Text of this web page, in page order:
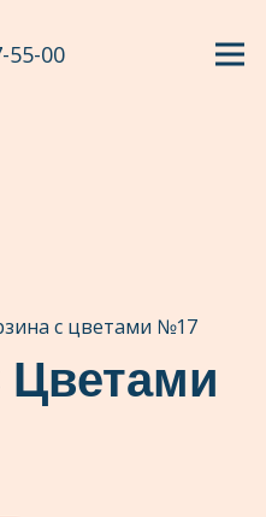
55-00
с цветами №17
Цветами